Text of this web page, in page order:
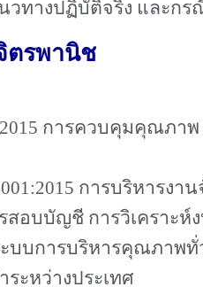
วทางปฏิบัติจริง และกร
ตรพานิช
การควบคุมคุณภาพ
การบริหารงา
อบบัญชี การวิเคราะห์ง
บบการบริหารคุณภาพทั่
ะหว่างประเทศ